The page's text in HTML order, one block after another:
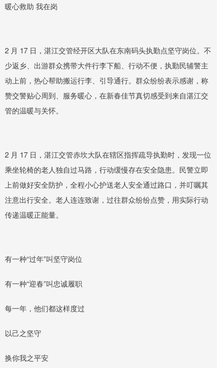
暖心救助 我在岗
2 月 17 日，湛江交管经开区大队在东南码头执勤点坚守岗位。不
少返乡、出游群众携带大件行李下船、行动不便，执勤民辅警主
动上前，热心帮助搬运行李、引导通行。群众纷纷表示感谢，称
赞交警贴心周到、服务暖心，在新春佳节真切感受到来自湛江交
管的温暖与关怀。
2 月 17 日，湛江交管赤坎大队在辖区指挥疏导执勤时，发现一位
乘坐轮椅的老人独自过马路，行动缓慢存在安全隐患。民警立即
上前做好安全防护，全程小心护送老人安全通过路口，并叮嘱其
注意出行安全。老人连连致谢，过往群众纷纷点赞，用实际行动
传递温暖正能量。
有一种“过年”叫坚守岗位
有一种“迎春”叫忠诚履职
每一年，他们都这样度过
以己之坚守
换你我之平安